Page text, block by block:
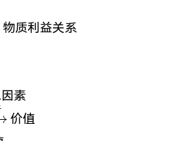
质利益关系
素
物
价值